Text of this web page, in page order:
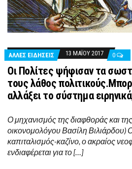
ΑΛΛΕΣ ΕΙΔΗΣΕΙΣ 13 ΜΑΪ́ΟΥ 2017 0
Οι Πολίτες ψήφισαν τα
τους λάθος
αλλάξει το σύστημα
Ο μηχανισμός της διαφθοράς και
οικονομολόγου Βασίλη Βιλιάρδου)
καπιταλισμός-καζίνο, ο ακραίος
ενδιαφέρεται για το […]